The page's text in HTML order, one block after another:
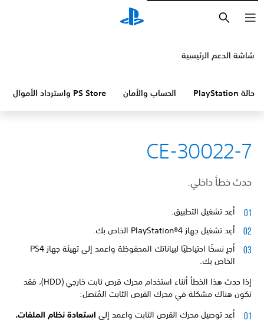
شاشة الدعم الرئيسية
حالة PlayStation الحساب والأمان PS Store واسترداد الأموال
CE-30022-7
حدث خطأ داخلي.
أعِد تشغيل التطبيق.
أعِد تشغيل جهاز PlayStation®4 الخاص بك.
أجرِ نسخًا احتياطيًا لبياناتك المحفوظة واعمد إلى تهيئة جهاز PS4
الخاص بك.
إذا حدث هذا الخطأ أثناء استخدام محرك قرص ثابت خارجي (HDD)، فقد
تكون هناك مشكلة في محرك القرص الثابت المُتصل:
أعِد توصيل محرك القرص الثابت واعمد إلى استعادة نظام الملفات.